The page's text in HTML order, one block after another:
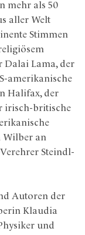
mehr als 50
aller Welt
Stimmen
Dalai Lama, der
amerikanische
Halifax, der
irisch-britische
Wilber an
Steindl-
Autoren der
Klaudia
und